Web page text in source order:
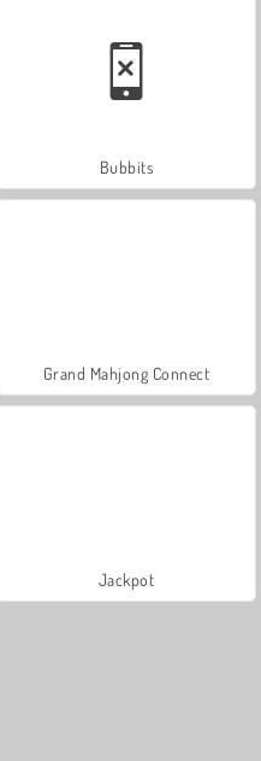
Bubbits
Grand Mahjong Connect
Jackpot